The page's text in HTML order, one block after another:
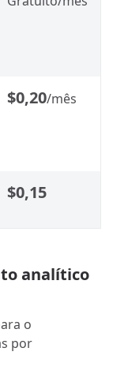
$0,20/mês
$0,15
analítico
o
por